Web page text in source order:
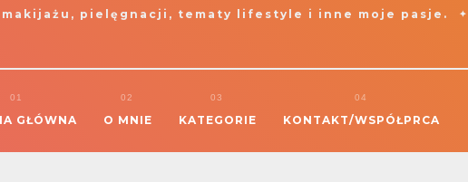
makijażu, pielęgnacji, tematy lifestyle i inne moje pasje.
GŁÓWNA O MNIE KATEGORIE KONTAKT/WSPÓŁPRCA